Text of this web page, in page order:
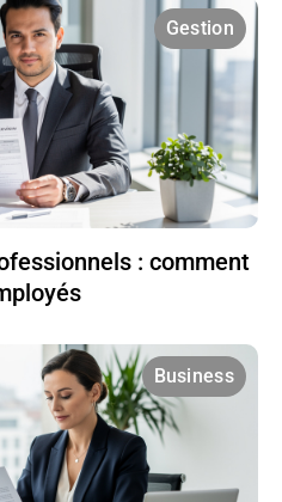
Gestion
: comment
Business